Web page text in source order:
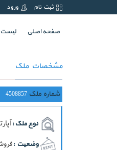
ثبت نام ورود
صفحه اصلی لیست
مشخصات ملک
شماره ملک 4508857
نوع ملک :
وضعیت :